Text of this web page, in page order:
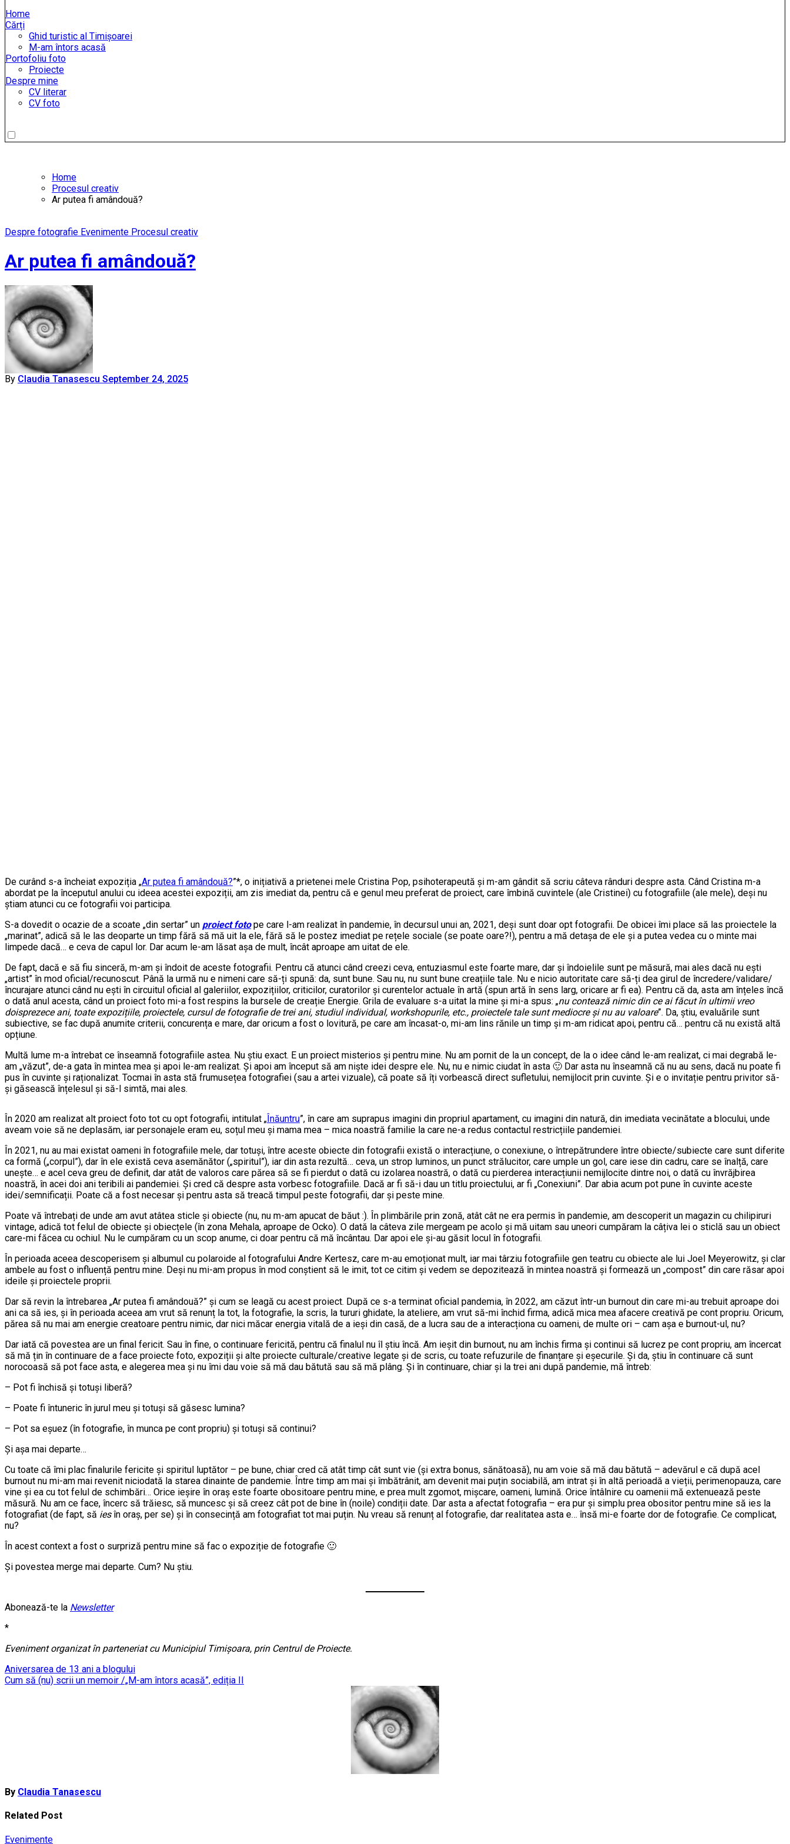
Home
Cărți
Ghid turistic al Timișoarei
M-am întors acasă
Portofoliu foto
Proiecte
Despre mine
CV literar
CV foto
Home
Procesul creativ
Ar putea fi amândouă?
Despre fotografie Evenimente Procesul creativ
Ar putea fi amândouă?
By Claudia Tanasescu September 24, 2025
De curând s-a încheiat expoziția „Ar putea fi amândouă?”*, o inițiativă a prietenei mele Cristina Pop, psihoterapeută și m-am gândit să scriu câteva rânduri despre asta. Când Cristina m-a
abordat pe la începutul anului cu ideea acestei expoziții, am zis imediat da, pentru că e genul meu preferat de proiect, care îmbină cuvintele (ale Cristinei) cu fotografiile (ale mele), deși nu
știam atunci cu ce fotografii voi participa.
S-a dovedit o ocazie de a scoate „din sertar” un proiect fotope care l-am realizat în pandemie, în decursul unui an, 2021, deși sunt doar opt fotografii. De obicei îmi place să las proiectele la
„marinat”, adică să le las deoparte un timp fără să mă uit la ele, fără să le postez imediat pe rețele sociale (se poate oare?!), pentru a mă detașa de ele și a putea vedea cu o minte mai
limpede dacă… e ceva de capul lor. Dar acum le-am lăsat așa de mult, încât aproape am uitat de ele.
De fapt, dacă e să fiu sinceră, m-am și îndoit de aceste fotografii. Pentru că atunci când creezi ceva, entuziasmul este foarte mare, dar și îndoielile sunt pe măsură, mai ales dacă nu ești
„artist” în mod oficial/recunoscut. Până la urmă nu e nimeni care să-ți spună: da, sunt bune. Sau nu, nu sunt bune creațiile tale. Nu e nicio autoritate care să-ți dea girul de încredere/validare/
încurajare atunci când nu ești în circuitul oficial al galeriilor, expozițiilor, criticilor, curatorilor și curentelor actuale în artă (spun artă în sens larg, oricare ar fi ea). Pentru că da, asta am înțeles încă
o dată anul acesta, când un proiect foto mi-a fost respins la bursele de creație Energie. Grila de evaluare s-a uitat la mine și mi-a spus: „nu contează nimic din ce ai făcut în ultimii vreo
doisprezece ani, toate expozițiile, proiectele, cursul de fotografie de trei ani, studiul individual, workshopurile, etc., proiectele tale sunt mediocre și nu au valoare”. Da, știu, evaluările sunt
subiective, se fac după anumite criterii, concurența e mare, dar oricum a fost o lovitură, pe care am încasat-o, mi-am lins rănile un timp și m-am ridicat apoi, pentru că… pentru că nu există altă
opțiune.
Multă lume m-a întrebat ce înseamnă fotografiile astea. Nu știu exact. E un proiect misterios și pentru mine. Nu am pornit de la un concept, de la o idee când le-am realizat, ci mai degrabă le-
am „văzut”, de-a gata în mintea mea și apoi le-am realizat. Și apoi am început să am niște idei despre ele. Nu, nu e nimic ciudat în asta 🙂 Dar asta nu înseamnă că nu au sens, dacă nu poate fi
pus în cuvinte și raționalizat. Tocmai în asta stă frumusețea fotografiei (sau a artei vizuale), că poate să îți vorbească direct sufletului, nemijlocit prin cuvinte. Și e o invitație pentru privitor să-
și găsească înțelesul și să-l simtă, mai ales.
În 2020 am realizat alt proiect foto tot cu opt fotografii, intitulat „Înăuntru”, în care am suprapus imagini din propriul apartament, cu imagini din natură, din imediata vecinătate a blocului, unde
aveam voie să ne deplasăm, iar personajele eram eu, soțul meu și mama mea – mica noastră familie la care ne-a redus contactul restricțiile pandemiei.
În 2021, nu au mai existat oameni în fotografiile mele, dar totuși, între aceste obiecte din fotografii există o interacțiune, o conexiune, o întrepătrundere între obiecte/subiecte care sunt diferite
ca formă („corpul”), dar în ele există ceva asemănător („spiritul”), iar din asta rezultă… ceva, un strop luminos, un punct strălucitor, care umple un gol, care iese din cadru, care se înalță, care
unește… e acel ceva greu de definit, dar atât de valoros care părea să se fi pierdut o dată cu izolarea noastră, o dată cu pierderea interacțiunii nemijlocite dintre noi, o dată cu învrăjbirea
noastră, în acei doi ani teribili ai pandemiei. Și cred că despre asta vorbesc fotografiile. Dacă ar fi să-i dau un titlu proiectului, ar fi „Conexiuni”. Dar abia acum pot pune în cuvinte aceste
idei/semnificații. Poate că a fost necesar și pentru asta să treacă timpul peste fotografii, dar și peste mine.
Poate vă întrebați de unde am avut atâtea sticle și obiecte (nu, nu m-am apucat de băut :). În plimbările prin zonă, atât cât ne era permis în pandemie, am descoperit un magazin cu chilipiruri
vintage, adică tot felul de obiecte și obiecțele (în zona Mehala, aproape de Ocko). O dată la câteva zile mergeam pe acolo și mă uitam sau uneori cumpăram la câțiva lei o sticlă sau un obiect
care-mi făcea cu ochiul. Nu le cumpăram cu un scop anume, ci doar pentru că mă încântau. Dar apoi ele și-au găsit locul în fotografii.
În perioada aceea descoperisem și albumul cu polaroide al fotografului Andre Kertesz, care m-au emoționat mult, iar mai târziu fotografiile gen teatru cu obiecte ale lui Joel Meyerowitz, și clar
ambele au fost o influență pentru mine. Deși nu mi-am propus în mod conștient să le imit, tot ce citim și vedem se depozitează în mintea noastră și formează un „compost” din care răsar apoi
ideile și proiectele proprii.
Dar să revin la întrebarea „Ar putea fi amândouă?” și cum se leagă cu acest proiect. După ce s-a terminat oficial pandemia, în 2022, am căzut într-un burnout din care mi-au trebuit aproape doi
ani ca să ies, și în perioada aceea am vrut să renunț la tot, la fotografie, la scris, la tururi ghidate, la ateliere, am vrut să-mi închid firma, adică mica mea afacere creativă pe cont propriu. Oricum,
părea să nu mai am energie creatoare pentru nimic, dar nici măcar energia vitală de a ieși din casă, de a lucra sau de a interacționa cu oameni, de multe ori – cam așa e burnout-ul, nu?
Dar iată că povestea are un final fericit. Sau în fine, o continuare fericită, pentru că finalul nu îl știu încă. Am ieșit din burnout, nu am închis firma și continui să lucrez pe cont propriu, am încercat
să mă țin în continuare de a face proiecte foto, expoziții și alte proiecte culturale/creative legate și de scris, cu toate refuzurile de finanțare și eșecurile. Și da, știu în continuare că sunt
norocoasă să pot face asta, e alegerea mea și nu îmi dau voie să mă dau bătută sau să mă plâng. Și în continuare, chiar și la trei ani după pandemie, mă întreb:
– Pot fi închisă și totuși liberă?
– Poate fi întuneric în jurul meu și totuși să găsesc lumina?
– Pot sa eșuez (în fotografie, în munca pe cont propriu) și totuși să continui?
Și așa mai departe…
Cu toate că îmi plac finalurile fericite și spiritul luptător – pe bune, chiar cred că atât timp cât sunt vie (și extra bonus, sănătoasă), nu am voie să mă dau bătută – adevărul e că după acel
burnout nu mi-am mai revenit niciodată la starea dinainte de pandemie. Între timp am mai și îmbătrânit, am devenit mai puțin sociabilă, am intrat și în altă perioadă a vieții, perimenopauza, care
vine și ea cu tot felul de schimbări… Orice ieșire în oraș este foarte obositoare pentru mine, e prea mult zgomot, mișcare, oameni, lumină. Orice întâlnire cu oamenii mă extenuează peste
măsură. Nu am ce face, încerc să trăiesc, să muncesc și să creez cât pot de bine în (noile) condiții date. Dar asta a afectat fotografia – era pur și simplu prea obositor pentru mine să ies la
fotografiat (de fapt, să iesîn oraș, per se) și în consecință am fotografiat tot mai puțin. Nu vreau să renunț al fotografie, dar realitatea asta e… însă mi-e foarte dor de fotografie. Ce complicat,
nu?
În acest context a fost o surpriză pentru mine să fac o expoziție de fotografie 🙂
Și povestea merge mai departe. Cum? Nu știu.
Abonează-te la Newsletter
*
Eveniment organizat în parteneriat cu Municipiul Timișoara, prin Centrul de Proiecte.
Post
navigation
Aniversarea de 13 ani a blogului
Cum să (nu) scrii un memoir /„M-am întors acasă”, ediția II
By Claudia Tanasescu
Related Post
Evenimente